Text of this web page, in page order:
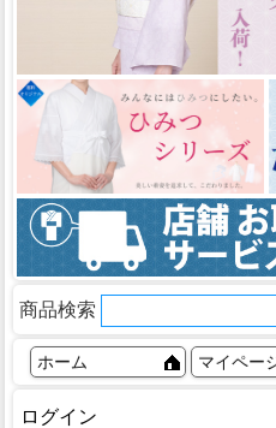
商品検索
ホーム マイペー
ログイン